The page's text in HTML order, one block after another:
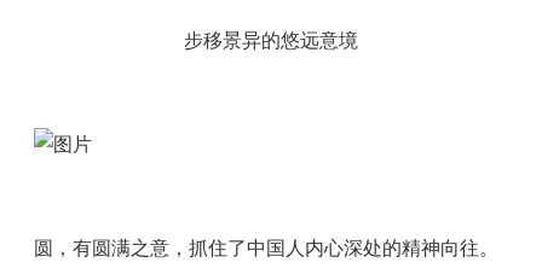
步移景异的悠远意境
圆，有圆满之意，抓住了中国人内心深处的精神向往。